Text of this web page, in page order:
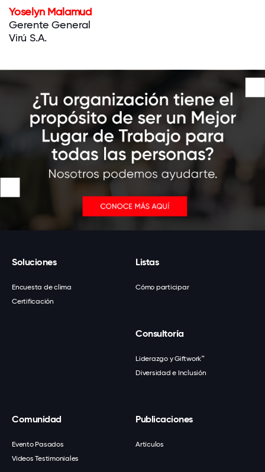
Yoselyn Malamud
Gerente General
Virú S.A.
Soluciones
Encuesta de clima
Certificación
Listas
Cómo participar
Consultoría
Liderazgo y Giftwork™
Diversidad e Inclusión
Comunidad
Evento Pasados
Videos Testimoniales
Publicaciones
Artículos